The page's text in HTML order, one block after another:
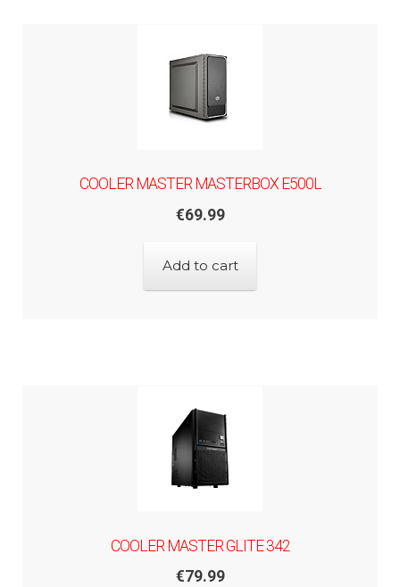
COOLER MASTER MASTERBOX E500L
€69.99
Add to cart
COOLER MASTER GLITE 342
€79.99